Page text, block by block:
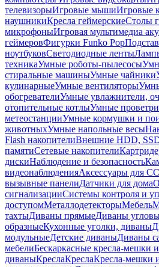
телевизорыИгровые мышиИгровые
наушникиКресла геймерскиеСтолы
микрофоныИгровая мультимедиа
геймеровФигурки Funko Pop
ноутбуковСветодиодные ленты
техникаУмные роботы-пылесосы
стиральные машиныУмные чайники
кулинарныеУмные вентиляторы
обогревателиУмные увлажнители,
отопительные котлыУмные
метеостанцииУмные кормушки и
животныхУмные напольные весы
Flash накопителиВнешние HDD,
памятиСетевые накопители
дискиНаблюдение и безопасность
видеонаблюденияАксессуары для
вызывные панелиДатчики для дома
сигнализацииСистемы контроля и
доступомМеталлодетекторыМебель
тахтыДиваны прямыеДиваны
образныеКухонные уголки, диваны
модульныеДетские диваныДиваны
мебелиБескаркасные кресла-мешки
диваныКреслаКреслаКресла-мешки